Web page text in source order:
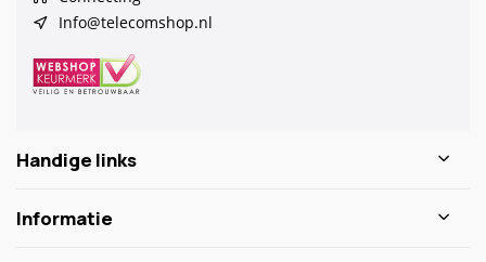
Info@telecomshop.nl
Handige links
Informatie